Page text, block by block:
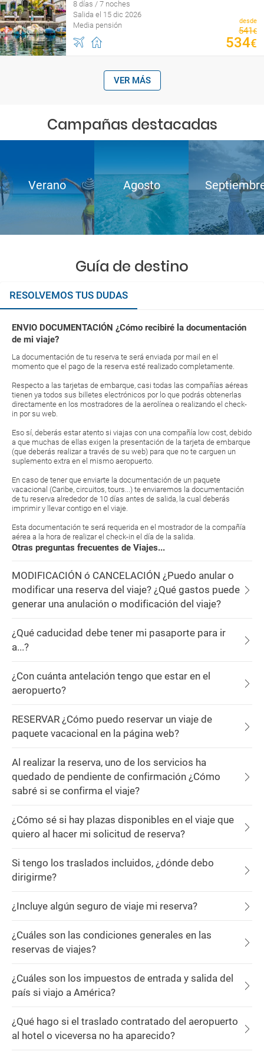
8 días / 7 noches
Salida el 15 dic 2026
Media pensión
desde
541€
534€
VER MÁS
Campañas destacadas
Verano Agosto
Guía de destino
RESOLVEMOS TUS DUDAS
ENVIO DOCUMENTACIÓN ¿Cómo recibiré la documentación
de mi viaje?
La documentación de tu reserva te será enviada por mail en el
momento que el pago de la reserva esté realizado completamente.
Respecto a las tarjetas de embarque, casi todas las compañías aéreas
tienen ya todos sus billetes electrónicos por lo que podrás obtenerlas
directamente en los mostradores de la aerolínea o realizando el check-
in por su web.
Eso sí, deberás estar atento si viajas con una compañía low cost, debido
a que muchas de ellas exigen la presentación de la tarjeta de embarque
(que deberás realizar a través de su web) para que no te carguen un
suplemento extra en el mismo aeropuerto.
En caso de tener que enviarte la documentación de un paquete
vacacional (Caribe, circuitos, tours...) te enviaremos la documentación
de tu reserva alrededor de 10 días antes de salida, la cual deberás
imprimir y llevar contigo en el viaje.
Esta documentación te será requerida en el mostrador de la compañía
aérea a la hora de realizar el check-in el día de la salida.
Otras preguntas frecuentes de Viajes...
MODIFICACIÓN ó CANCELACIÓN ¿Puedo anular o
modificar una reserva del viaje? ¿Qué gastos puede
generar una anulación o modificación del viaje?
¿Qué caducidad debe tener mi pasaporte para ir
a...?
¿Con cuánta antelación tengo que estar en el
aeropuerto?
RESERVAR ¿Cómo puedo reservar un viaje de
paquete vacacional en la página web?
Al realizar la reserva, uno de los servicios ha
quedado de pendiente de confirmación ¿Cómo
sabré si se confirma el viaje?
¿Cómo sé si hay plazas disponibles en el viaje que
quiero al hacer mi solicitud de reserva?
Si tengo los traslados incluidos, ¿dónde debo
dirigirme?
¿Incluye algún seguro de viaje mi reserva?
¿Cuáles son las condiciones generales en las
reservas de viajes?
¿Cuáles son los impuestos de entrada y salida del
país si viajo a América?
¿Qué hago si el traslado contratado del aeropuerto
al hotel o viceversa no ha aparecido?